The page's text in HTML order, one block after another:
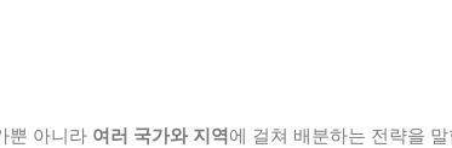
뿐 아니라 여러 국가와 지역 에 걸쳐 배분하는 전략을 말